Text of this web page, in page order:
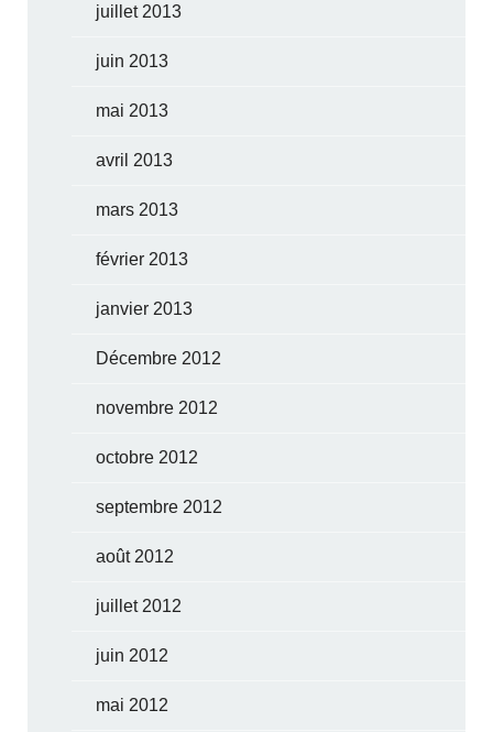
juillet 2013
juin 2013
mai 2013
avril 2013
mars 2013
février 2013
janvier 2013
Décembre 2012
novembre 2012
octobre 2012
septembre 2012
août 2012
juillet 2012
juin 2012
mai 2012